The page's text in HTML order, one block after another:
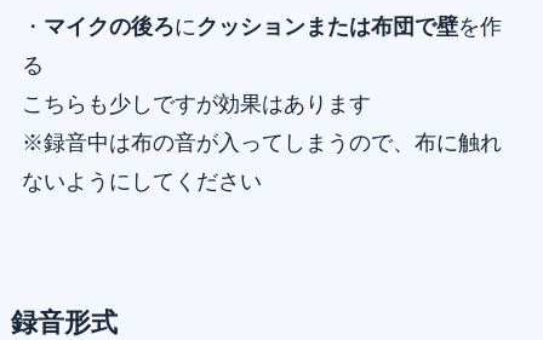
・ マイクの後ろにクッションまたは布団で壁を作
る
こちらも少しですが効果はあります
※録音中は布の音が入ってしまうので、布に触れ
ないようにしてください
録音形式